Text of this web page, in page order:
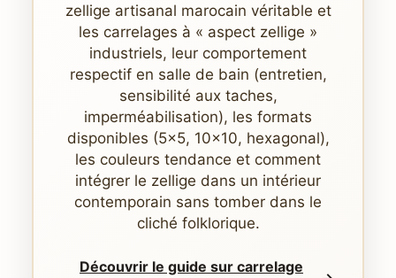
zellige artisanal marocain véritable et
les carrelages à « aspect zellige »
industriels, leur comportement
respectif en salle de bain (entretien,
sensibilité aux taches,
imperméabilisation), les formats
disponibles (5x5, 10x10, hexagonal),
les couleurs tendance et comment
intégrer le zellige dans un intérieur
contemporain sans tomber dans le
cliché folklorique.
Découvrir le guide sur carrelage